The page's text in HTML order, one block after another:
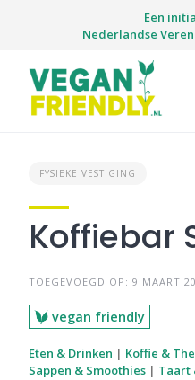
Een
Nederlandse
FYSIEKE VESTIGING
Koffiebar
TOEGEVOEGD OP: 9 MAART
vegan friendly
Eten & Drinken | Koffie &
Sappen & Smoothies | Taart